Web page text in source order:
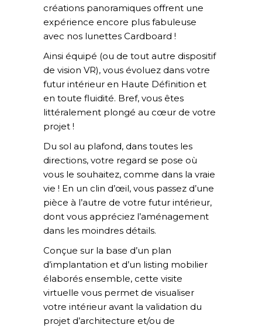
créations panoramiques offrent une
expérience encore plus fabuleuse
avec nos lunettes Cardboard !
Ainsi équipé (ou de tout autre dispositif
de vision VR), vous évoluez dans votre
futur intérieur en Haute Définition et
en toute fluidité. Bref, vous êtes
littéralement plongé au cœur de votre
projet !
Du sol au plafond, dans toutes les
directions, votre regard se pose où
vous le souhaitez, comme dans la vraie
vie ! En un clin d’œil, vous passez d’une
pièce à l’autre de votre futur intérieur,
dont vous appréciez l’aménagement
dans les moindres détails.
Conçue sur la base d’un plan
d’implantation et d’un listing mobilier
élaborés ensemble, cette visite
virtuelle vous permet de visualiser
votre intérieur avant la validation du
projet d’architecture et/ou de